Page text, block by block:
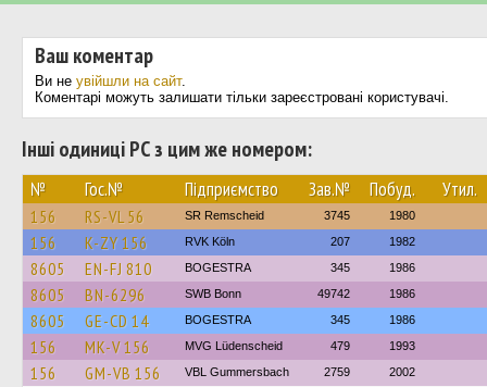
Ваш коментар
Ви не увійшли на сайт.
Коментарі можуть залишати тільки зареєстровані користувачі.
Інші одиниці РС з цим же номером:
№ Гос.№ Підприємство Зав.№ Побуд. Утил.
156 RS-VL 56 SR Remscheid 3745 1980
156 K-ZY 156 RVK Köln 207 1982
8605 EN-FJ 810 BOGESTRA 345 1986
8605 BN-6296 SWB Bonn 49742 1986
8605 GE-CD 14 BOGESTRA 345 1986
156 MK-V 156 MVG Lüdenscheid 479 1993
156 GM-VB 156 VBL Gummersbach 2759 2002